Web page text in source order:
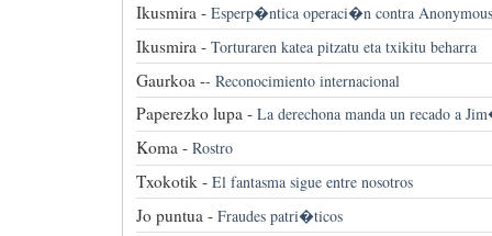
Ikusmira - Esperp�ntica operaci�n contra Anonymous
Ikusmira - Torturaren katea pitzatu eta txikitu beharra
Gaurkoa -- Reconocimiento internacional
Paperezko lupa - La derechona manda un recado a
Koma - Rostro
Txokotik - El fantasma sigue entre nosotros
Jo puntua - Fraudes patri�ticos